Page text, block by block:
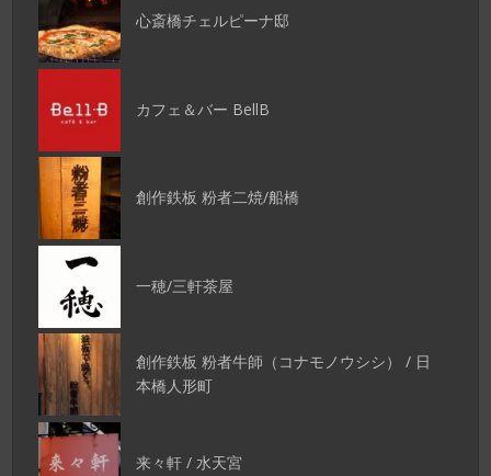
心斎橋チェルピーナ邸
カフェ＆バー BellB
創作鉄板 粉者二焼/船橋
一穂/三軒茶屋
創作鉄板 粉者牛師（コナモノウシシ） / 日
本橋人形町
来々軒 / 水天宮